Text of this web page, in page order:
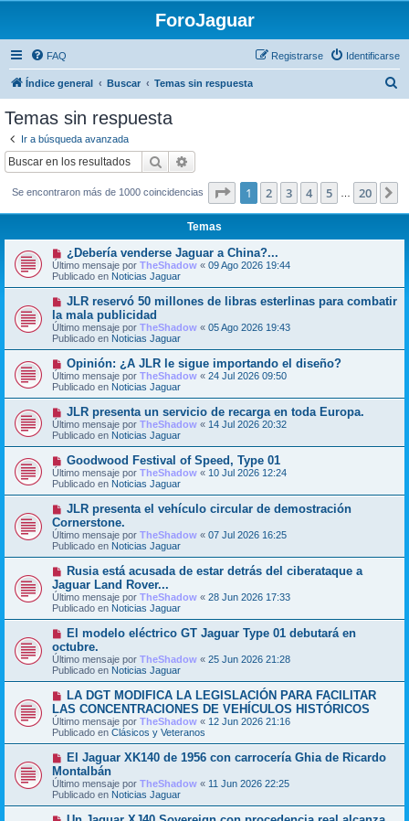
ForoJaguar
FAQ Identificarse
Registrarse
Índice general Buscar Temas sin respuesta
Temas sin respuesta
Ir a búsqueda avanzada
Buscar
Se encontraron más de 1000 coincidencias Página de 20
1 2 3 4 5 20
Temas
N
u
e
v
m
e
n
s
a
e
¿Debería venderse Jaguar a China?...
Último mensaje por TheShadow « 09 Ago 2026 19:44
Publicado en Noticias Jaguar
N
e
v
o
m
e
n
s
a
e
JLR reservó 50 millones de libras esterlinas para combatir
la mala publicidad
Último mensaje por TheShadow « 05 Ago 2026 19:43
Publicado en Noticias Jaguar
N
u
e
v
m
e
n
s
a
j
e
Opinión: ¿A JLR le sigue importando el diseño?
Último mensaje por TheShadow « 24 Jul 2026 09:50
Publicado en Noticias Jaguar
N
u
e
v
m
e
n
s
a
j
e
JLR presenta un servicio de recarga en toda Europa.
Último mensaje por TheShadow « 14 Jul 2026 20:32
Publicado en Noticias Jaguar
N
u
e
v
m
e
n
s
a
e
Goodwood Festival of Speed, Type 01
Último mensaje por TheShadow « 10 Jul 2026 12:24
Publicado en Noticias Jaguar
N
e
v
o
m
n
s
a
e
JLR presenta el vehículo circular de demostración
Cornerstone.
Último mensaje por TheShadow « 07 Jul 2026 16:25
Publicado en Noticias Jaguar
N
e
v
o
m
n
s
a
e
Rusia está acusada de estar detrás del ciberataque a
Jaguar Land Rover...
Último mensaje por TheShadow « 28 Jun 2026 17:33
Publicado en Noticias Jaguar
N
u
e
v
o
m
n
s
a
e
El modelo eléctrico GT Jaguar Type 01 debutará en
octubre.
Último mensaje por TheShadow « 25 Jun 2026 21:28
Publicado en Noticias Jaguar
N
u
e
v
o
m
n
s
a
e
LA DGT MODIFICA LA LEGISLACIÓN PARA FACILITAR
LAS CONCENTRACIONES DE VEHÍCULOS HISTÓRICOS
Último mensaje por TheShadow « 12 Jun 2026 21:16
Publicado en Clásicos y Veteranos
N
e
v
o
m
El Jaguar XK140 de 1956 con carrocería Ghia de Ricardo
Montalbán
Último mensaje por TheShadow « 11 Jun 2026 22:25
Publicado en Noticias Jaguar
N